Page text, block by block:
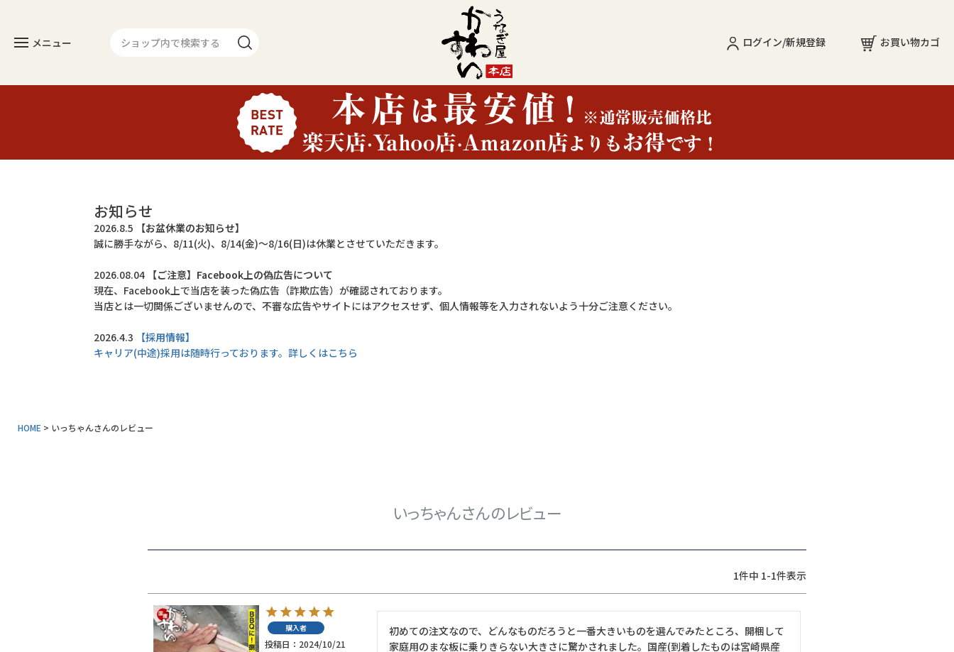
メニュー ログイン/新規登録 お買い物カゴ
お知らせ
2026.8.5
【お盆休業のお知らせ】
誠に勝手ながら、8/11(火)、8/14(金)～8/16(日)は休業とさせていただきます。
2026.08.04 【ご注意】Facebook上の偽広告について
現在、Facebook上で当店を装った偽広告（詐欺広告）が確認されております。
当店とは一切関係ございませんので、不審な広告やサイトにはアクセスせず、個人情報等を入力されないよう十分ご注意ください。
2026.4.3
【採用情報】
キャリア(中途)採用は随時行っております。詳しくはこちら
HOME いっちゃんさんのレビュー
いっちゃんさんのレビュー
1件中 1-1件表示
購入者
投稿日 2024/10/21
初めての注文なので、どんなものだろうと一番大きいものを選んでみたところ、開梱して
家庭用のまな板に乗りきらない大きさに驚かされました。国産(到着したものは宮崎県産
人気のセット
同梱におすすめ
特典付きカタログ請求
うなぎ屋かわすいについて